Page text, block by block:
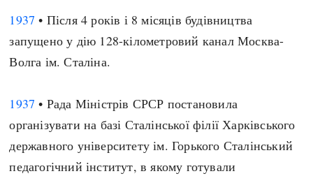
1937 • Після 4 років і 8 місяців будівництва
запущено у дію 128-кілометровий канал Москва-
Волга ім. Сталіна.
1937 • Рада Міністрів СРСР постановила
організувати на базі Сталінської філії Харківського
державного університету ім. Горького Сталінський
педагогічний інститут, в якому готували